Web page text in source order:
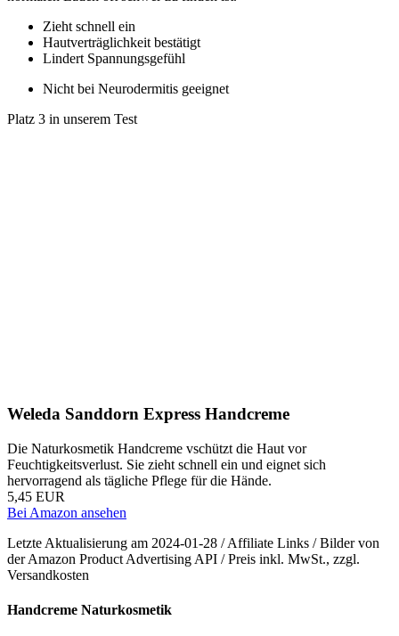
Zieht schnell ein
Hautverträglichkeit bestätigt
Lindert Spannungsgefühl
Nicht bei Neurodermitis geeignet
Platz 3 in unserem Test
Weleda Sanddorn Express Handcreme
Die Naturkosmetik Handcreme vschützt die Haut vor
Feuchtigkeitsverlust. Sie zieht schnell ein und eignet sich
hervorragend als tägliche Pflege für die Hände.
5,45 EUR
Bei Amazon ansehen
Letzte Aktualisierung am 2024-01-28 / Affiliate Links / Bilder von
der Amazon Product Advertising API / Preis inkl. MwSt., zzgl.
Versandkosten
Handcreme Naturkosmetik